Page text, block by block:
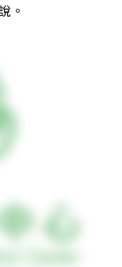
。